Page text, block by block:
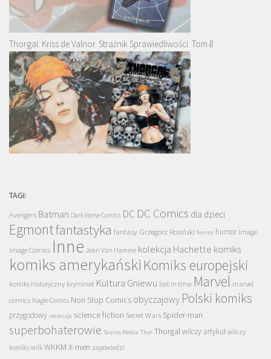
Thorgal. Kriss de Valnor. Strażnik Sprawiedliwości. Tom 8
TAGI:
Avengers Batman Dark Horse Comics DC DC Comics dla dzieci
Egmontfantastyka fantasy Grzegorz Rosiński horror humor Image
Image Comics Inne Jean Van Hamme kolekcja Hachette komiks
komiks amerykański Komiks europejski
komiks historyczny kryminał Kultura Gniewu lost in time Marvel marvel
comics Nagle Comics Non Stop Comics obyczajowy Polski komiks
przygodowy recenzja science fiction Secret Wars Spider-man
superbohaterowie Taurus Media Thor Thorgalwilczy artykuł wilczy
komiks wilk WKKM X-men zapowiedzi